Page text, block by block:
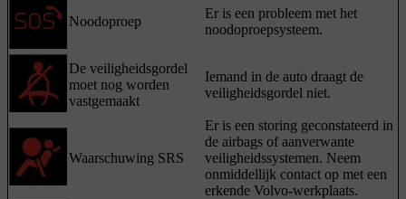
Noodoproep
Er is een probleem met het
noodoproepsysteem.
De veiligheidsgordel
moet nog worden
vastgemaakt
Iemand in de auto draagt de
veiligheidsgordel niet.
Waarschuwing SRS
Er is een storing geconstateerd in
de airbags of aanverwante
veiligheidssystemen. Neem
onmiddellijk contact op met een
erkende Volvo-werkplaats.